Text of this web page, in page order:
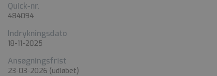
Quick-nr.
484094
Indrykningsdato
18-11-2025
Ansøgningsfrist
23-03-2026 (udløbet)